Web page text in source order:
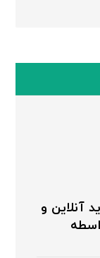
آنلاین و